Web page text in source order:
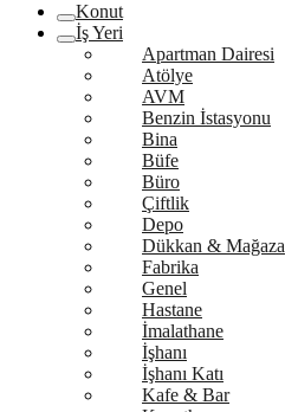
Konut
İş Yeri
Apartman Dairesi
Atölye
AVM
Benzin İstasyonu
Bina
Büfe
Büro
Çiftlik
Depo
Dükkan & Mağaza
Fabrika
Genel
Hastane
İmalathane
İşhanı
İşhanı Katı
Kafe & Bar